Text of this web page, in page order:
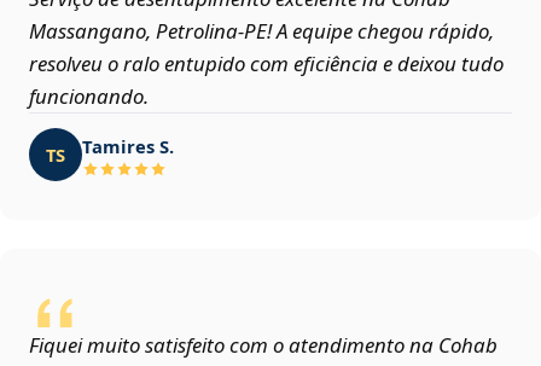
Massangano, Petrolina‑PE! A equipe chegou rápido,
resolveu o ralo entupido com eficiência e deixou tudo
funcionando.
TS Tamires S.
Fiquei muito satisfeito com o atendimento na Cohab